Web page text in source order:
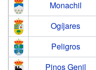
Monachil
Ogíjares
Peligros
Pinos Genil